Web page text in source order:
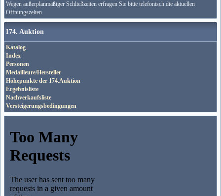
Wegen außerplanmäßiger Schließzeiten erfragen Sie bitte telefonisch die aktuellen
Öffnungszeiten.
174. Auktion
Katalog
Index
Personen
Medailleure/Hersteller
Höhepunkte der 174.Auktion
Ergebnisliste
Nachverkaufsliste
Versteigerungsbedingungen